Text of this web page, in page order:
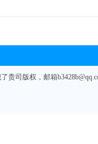
司版权，邮箱